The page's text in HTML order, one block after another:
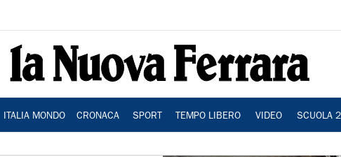
ITALIA MONDO CRONACA SPORT TEMPO LIBERO VIDEO SCUOLA